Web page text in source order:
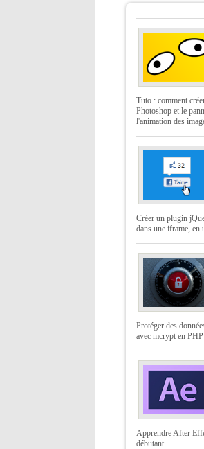
Tuto : comment
Photoshop et le
l'animation des
Créer un plugin
dans une iframe, en
Protéger des
avec mcrypt en PHP
Apprendre After
débutant.